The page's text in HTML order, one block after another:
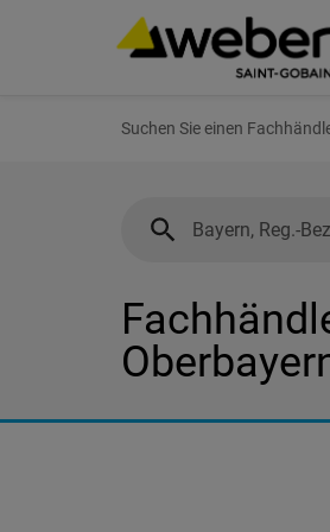
Suchen Sie einen